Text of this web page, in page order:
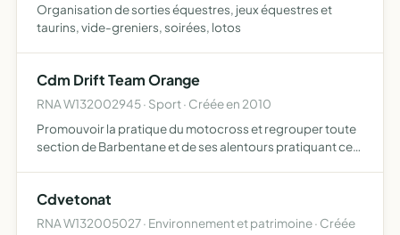
Organisation de sorties équestres, jeux équestres et
taurins, vide-greniers, soirées, lotos
Cdm Drift Team Orange
RNA W132002945 · Sport · Créée en 2010
Promouvoir la pratique du motocross et regrouper toute
section de Barbentane et de ses alentours pratiquant ce
Cdvetonat
RNA W132005027 · Environnement et patrimoine · Créée